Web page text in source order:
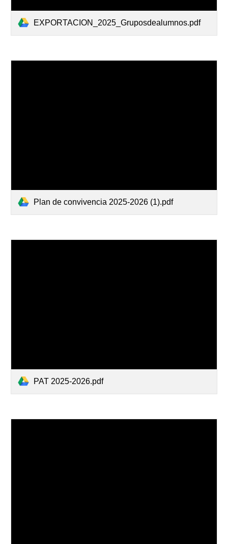
EXPORTACION_2025_Gruposdealumnos.pdf
Plan de convivencia 2025-2026 (1).pdf
PAT 2025-2026.pdf